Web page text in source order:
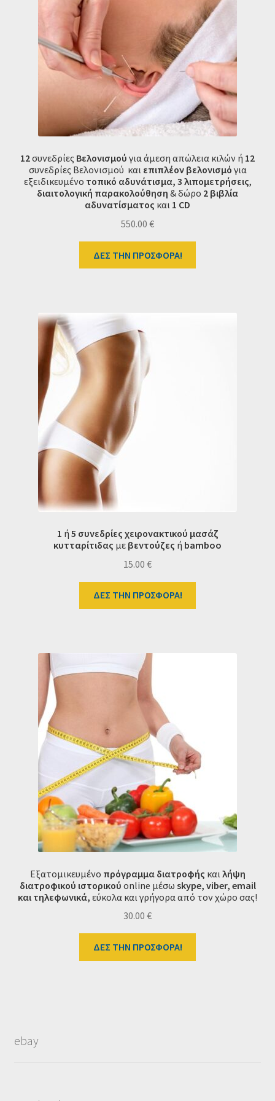
12συνεδρίες Βελονισμού για άμεση απώλεια κιλών ή 12
συνεδρίες Βελονισμού και επιπλέον βελονισμό για
εξειδικευμένο τοπικό αδυνάτισμα, 3 λιπομετρήσεις,
διαιτολογική παρακολούθηση & δώρο 2 βιβλία
αδυνατίσματος και 1 CD
550.00 €
ΔΕΣ ΤΗΝ ΠΡΟΣΦΟΡΑ!
1 ή 5 συνεδρίες χειρονακτικού μασάζ
κυτταρίτιδας με βεντούζες ή bamboo
15.00 €
ΔΕΣ ΤΗΝ ΠΡΟΣΦΟΡΑ!
Εξατομικευμένο πρόγραμμα διατροφής και λήψη
διατροφικού ιστορικού online μέσω skype, viber, email
και τηλεφωνικά, εύκολα και γρήγορα από τον χώρο σας!
30.00 €
ΔΕΣ ΤΗΝ ΠΡΟΣΦΟΡΑ!
ebay